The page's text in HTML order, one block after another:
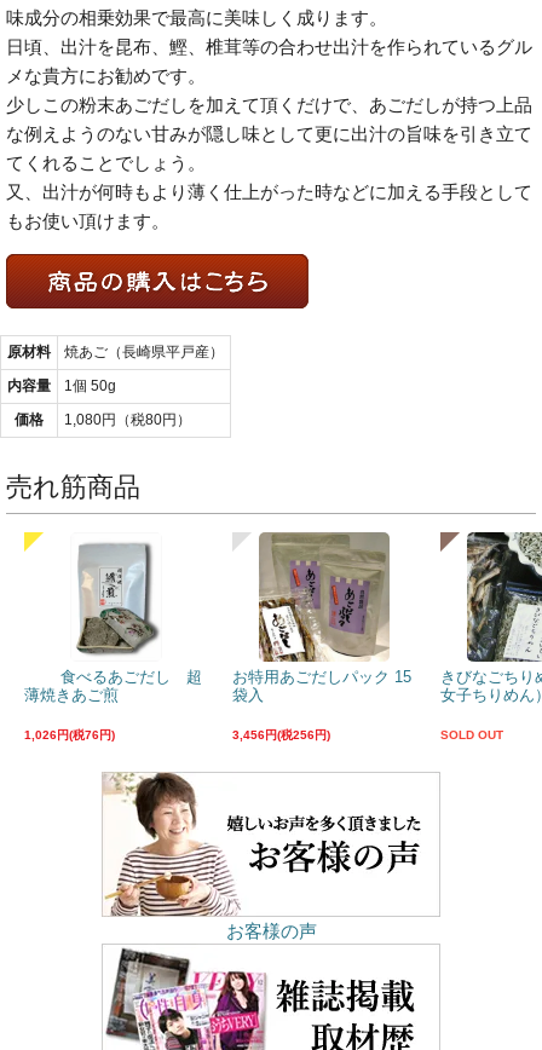
味成分の相乗効果で最高に美味しく成ります。
日頃、出汁を昆布、鰹、椎茸等の合わせ出汁を作られているグル
メな貴方にお勧めです。
少しこの粉末あごだしを加えて頂くだけで、あごだしが持つ上品
な例えようのない甘みが隠し味として更に出汁の旨味を引き立て
てくれることでしょう。
又、出汁が何時もより薄く仕上がった時などに加える手段として
もお使い頂けます。
原材料
焼あご（長崎県平戸産）
内容量
1個 50g
価格
1,080円（税80円）
売れ筋商品
食べるあごだし 超
薄焼きあご煎
1,026円(税76円)
お特用あごだしパック 15
袋入
3,456円(税256円)
きびなごちり
女子ちりめん
SOLD OUT
お客様の声